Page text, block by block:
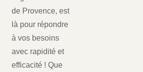
de Provence, est
là pour répondre
à vos besoins
avec rapidité et
efficacité ! Que